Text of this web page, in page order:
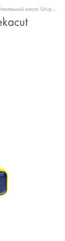
насос Unipump Fekacut V1300DF